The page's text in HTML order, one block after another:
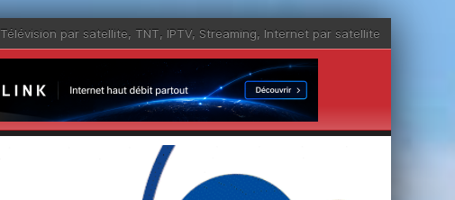
Télévision par satellite, TNT, IPTV, Streaming, Internet par satellite